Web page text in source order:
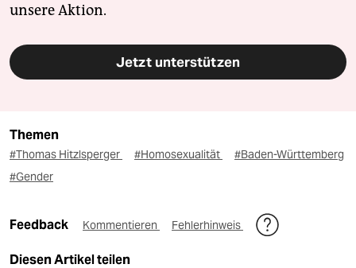
unsere Aktion.
Jetzt unterstützen
Themen
#Thomas Hitzlsperger #Homosexualität
#Baden-Württemberg
#Gender
Feedback Kommentieren Fehlerhinweis
Diesen Artikel teilen